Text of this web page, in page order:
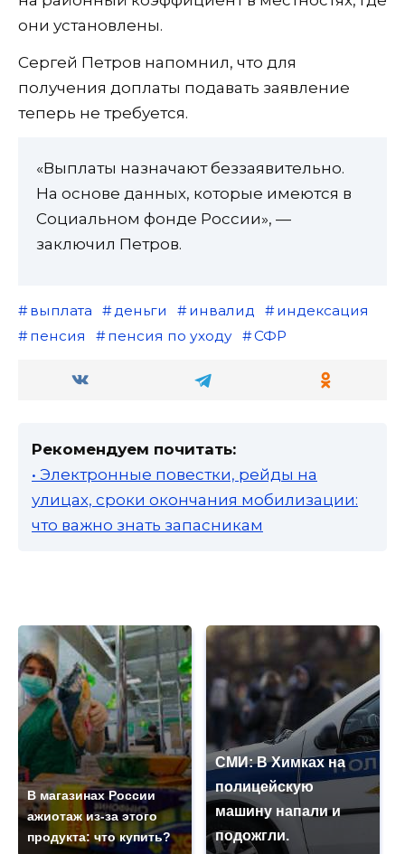
они установлены.
Сергей Петров напомнил, что для
получения доплаты подавать заявление
теперь не требуется.
«Выплаты назначают беззаявительно.
На основе данных, которые имеются в
Социальном фонде России», —
заключил Петров.
выплата деньги инвалид
индексация
пенсия
пенсия по уходу СФР
Рекомендуем почитать:
• Электронные повестки, рейды на
улицах, сроки окончания мобилизации:
что важно знать запасникам
В магазинах России
ажиотаж из-за этого
продукта: что купить?
СМИ: В Химках на
полицейскую
машину напали и
подожгли.